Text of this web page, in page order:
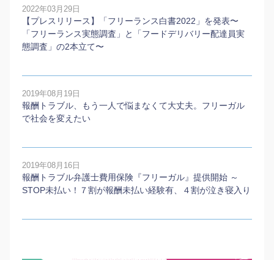
2022年03月29日
【プレスリリース】「フリーランス白書2022」を発表〜
「フリーランス実態調査」と「フードデリバリー配達員実
態調査」の2本⽴て〜
2019年08月19日
報酬トラブル、もう一人で悩まなくて大丈夫。フリーガル
で社会を変えたい
2019年08月16日
報酬トラブル弁護士費用保険『フリーガル』提供開始 ～
STOP未払い！７割が報酬未払い経験有、４割が泣き寝入り